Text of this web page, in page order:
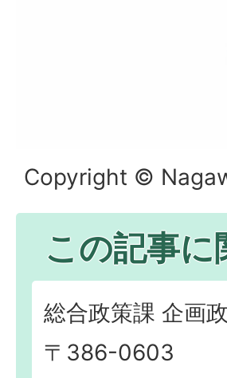
Copyright ©
この記事に
総合政策課 企画
〒386-0603